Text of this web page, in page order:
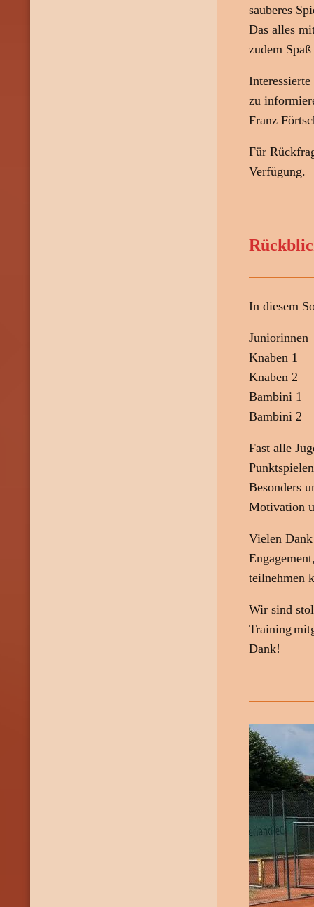
sauberes
Das alles
zudem
zu
Franz
Für
Verfügung.
In diesem
Juniorinnen
Knaben 1
Knaben 2
Bambini 1
Bambini 2
Fast alle
Besonders
Motivation
Vielen
teilnehmen
Wir sind
Training
Dank!